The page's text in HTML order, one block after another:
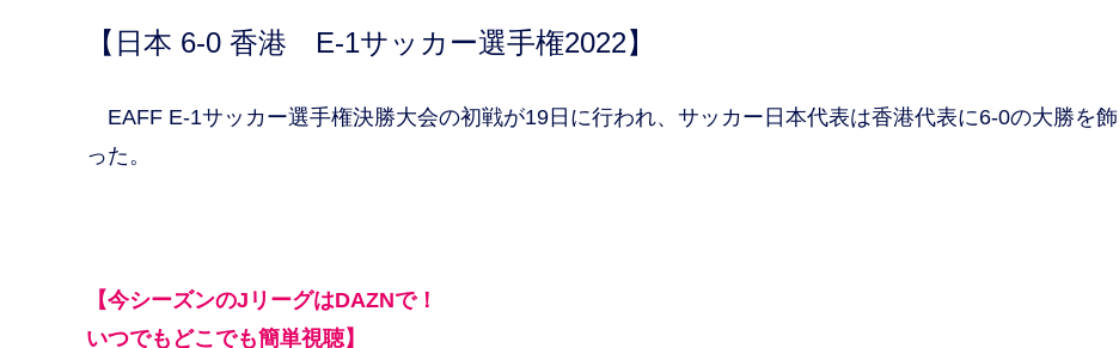
【日本 6-0 香港 E-1サッカー選手権2022】
EAFF E-1サッカー選手権決勝大会の初戦が19日に行われ、サッカー日本代表は香港代表に6-0の大勝を飾
った。
【今シーズンのJリーグはDAZNで！
いつでもどこでも簡単視聴】